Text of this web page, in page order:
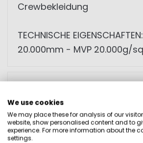
Crewbekleidung
TECHNISCHE
20.000mm - MVP 20.000g/
We use cookies
We may place these for analysis of our
website, show personalised content and to
experience. For more information about the
settings.